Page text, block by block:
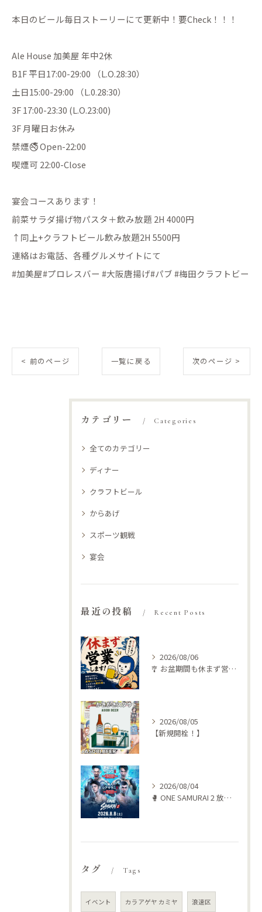
本日のビール毎日ストーリーにて更新中！要Check！！！
Ale House 加美屋 年中2休
B1F 平日17:00-29:00 （L.O.28:30）
土日15:00-29:00 （L.0.28:30）
3F 17:00-23:30 (L.O.23:00)
3F 月曜日お休み
禁煙🚭 Open-22:00
喫煙可 22:00-Close
宴会コースあります！
前菜サラダ揚げ物パスタ＋飲み放題 2H 4000円
↑同上+クラフトビール飲み放題2H 5500円
連絡はお電話、各種グルメサイトにて
#加美屋#プロレスバー #大阪唐揚げ#パブ #梅田クラフトビー
< 前のページ 一覧に戻る 次のページ >
カテゴリー Categories
全てのカテゴリー
ディナー
クラフトビール
からあげ
スポーツ観戦
宴会
最近の投稿 Recent Posts
2026/08/06
🎐 お盆期間も休まず営業します！ 🍺🥩
2026/08/05
【新規開栓！】
2026/08/04
🥊 ONE SAMURAI 2 放送します‼️
タグ Tags
イベント カラアゲヤ カミヤ 浪速区